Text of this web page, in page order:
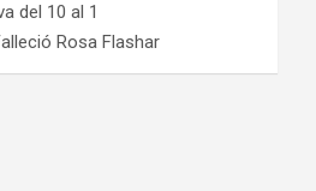
del 10 al 1
Rosa Flashar